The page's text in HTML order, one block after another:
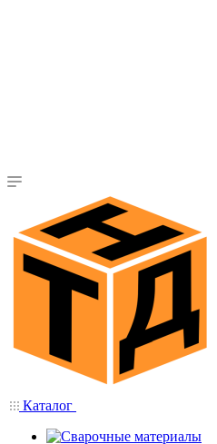
Каталог